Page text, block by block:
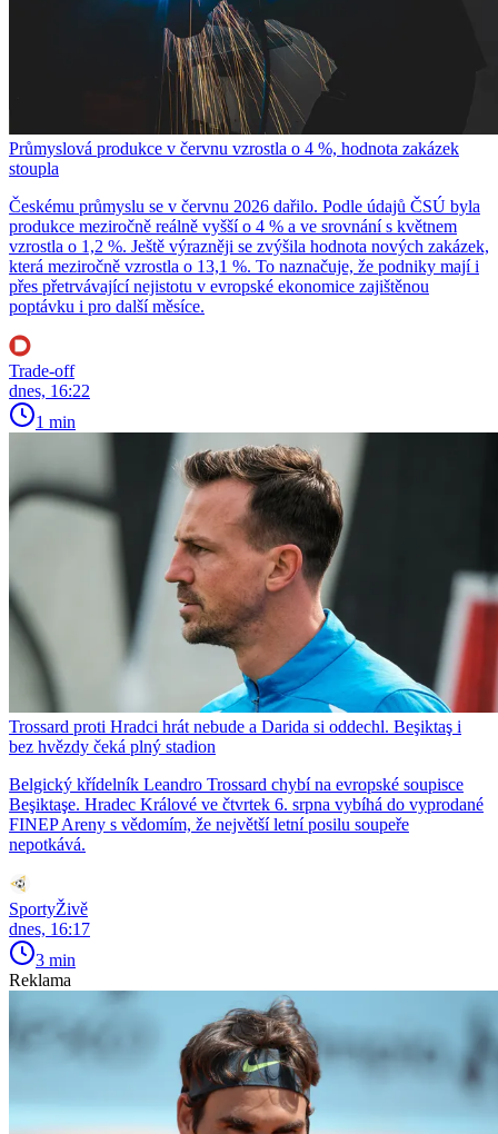
Průmyslová produkce v červnu vzrostla o 4 %, hodnota zakázek
stoupla
Českému průmyslu se v červnu 2026 dařilo. Podle údajů ČSÚ byla
produkce meziročně reálně vyšší o 4 % a ve srovnání s květnem
vzrostla o 1,2 %. Ještě výrazněji se zvýšila hodnota nových zakázek,
která meziročně vzrostla o 13,1 %. To naznačuje, že podniky mají i
přes přetrvávající nejistotu v evropské ekonomice zajištěnou
poptávku i pro další měsíce.
Trade-off
dnes, 16:22
1 min
Trossard proti Hradci hrát nebude a Darida si oddechl. Beşiktaş i
bez hvězdy čeká plný stadion
Belgický křídelník Leandro Trossard chybí na evropské soupisce
Beşiktaşe. Hradec Králové ve čtvrtek 6. srpna vybíhá do vyprodané
FINEP Areny s vědomím, že největší letní posilu soupeře
nepotkává.
SportyŽivě
dnes, 16:17
3 min
Reklama